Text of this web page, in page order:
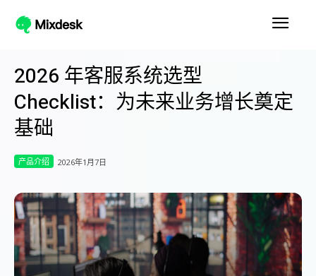
2026 年客服系统选型
Checklist：为未来业务增长奠定
基础
产品介绍 2026年1月7日